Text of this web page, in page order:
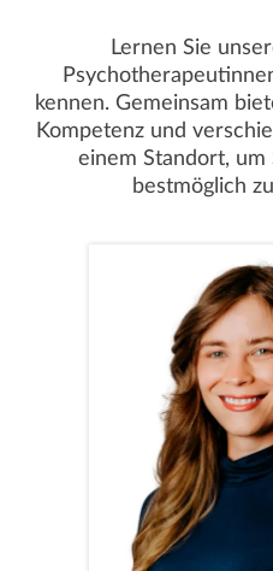
Lernen Sie
kennen. Gemeinsam
Kompetenz und
einem Standort, um
bestmöglich